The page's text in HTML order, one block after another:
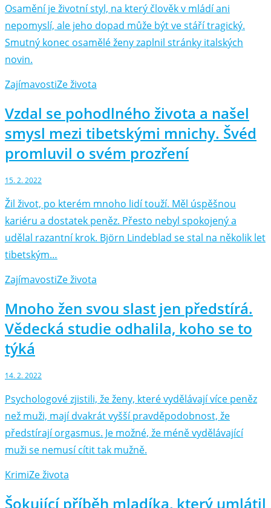
Osamění je životní styl, na který člověk v mládí ani
nepomyslí, ale jeho dopad může být ve stáří tragický.
Smutný konec osamělé ženy zaplnil stránky italských
novin.
ZajímavostiZe života
Vzdal se pohodlného života a našel
smysl mezi tibetskými mnichy. Švéd
promluvil o svém prozření
15. 2. 2022
Žil život, po kterém mnoho lidí touží. Měl úspěšnou
kariéru a dostatek peněz. Přesto nebyl spokojený a
udělal razantní krok. Björn Lindeblad se stal na několik let
tibetským…
ZajímavostiZe života
Mnoho žen svou slast jen předstírá.
Vědecká studie odhalila, koho se to
týká
14. 2. 2022
Psychologové zjistili, že ženy, které vydělávají více peněz
než muži, mají dvakrát vyšší pravděpodobnost, že
předstírají orgasmus. Je možné, že méně vydělávající
muži se nemusí cítit tak mužně.
KrimiZe života
Šokující příběh mladíka, který umlátil